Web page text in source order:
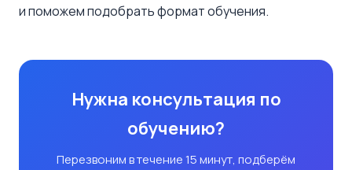
и поможем подобрать формат обучения.
Нужна консультация по
обучению?
Перезвоним в течение 15 минут, подберём